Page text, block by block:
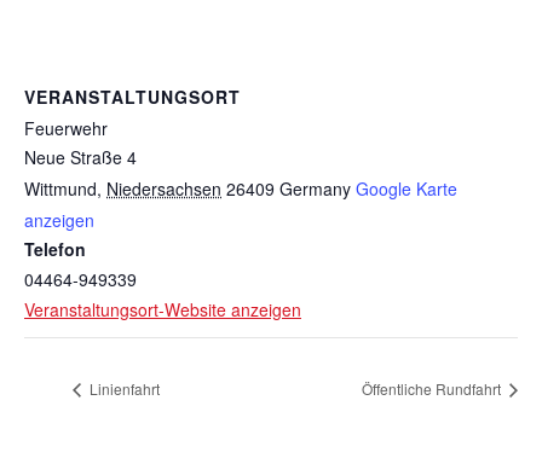
VERANSTALTUNGSORT
Feuerwehr
Neue Straße 4
Wittmund, Niedersachsen 26409 Germany Google Karte
anzeigen
Telefon
04464-949339
Veranstaltungsort-Website anzeigen
Linienfahrt Öffentliche Rundfahrt